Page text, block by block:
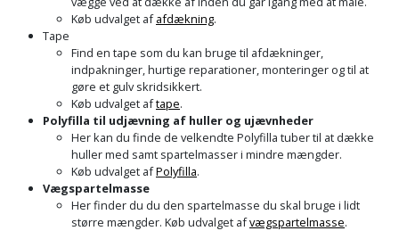
Tommestok
Tømrervinkel
Tragt
og
aftrækker
Rotationslaser
Rundsav
Rundsavsklinge
Rystepudser
Rystepudsertilbehør
Støttemur
Støvsuger
Strygejern
Terrassevarmer
Tømidler
Køb udvalget afafdækning.
Tape
Find en tape som du kan bruge til afdækninger,
indpakninger, hurtige reparationer, monteringer og til at
gøre et gulv skridsikkert.
Køb udvalget aftape.
Polyfilla til udjævning af huller og ujævnheder
Her kan du finde de velkendte Polyfilla tuber til at dække
huller med samt spartelmasser i mindre mængder.
Køb udvalget afPolyfilla.
Vægspartelmasse
Her finder du du den spartelmasse du skal bruge i lidt
større mængder. Køb udvalget afvægspartelmasse.